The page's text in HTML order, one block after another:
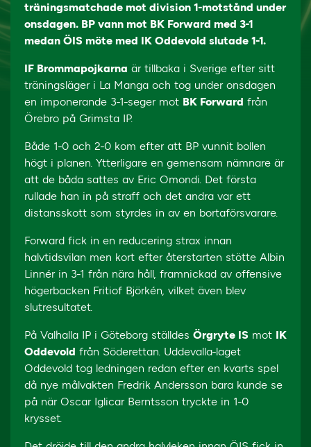
träningsmatchade mot division 1-motstånd under
onsdagen. BP vann mot BK Forward med 3-1
medan ÖIS möte med IK Oddevold slutade 1-1.
IF Brommapojkarna är tillbaka i Sverige efter sitt
träningsläger i La Manga och tog under onsdagen
en imponerande 3-1-seger mot BK Forward från
Örebro på Grimsta IP.
Både 1-0 och 2-0 kom efter att BP vunnit bollen
högt i planen. Ytterligare en gemensam nämnare är
att de båda sattes av Eric Omondi. Det första
rullade han in på straff och det andra var ett
distansskott som styrdes in av en bortaförsvarare.
Forward fick in en reducering strax innan
halvtidsvilan men kort efter återstarten stötte Albin
Linnér in 3-1 från nära håll, framnickad av offensive
högerbacken Fritiof Björkén, vilket även blev
slutresultatet.
På Valhalla IP i Göteborg ställdes Örgryte IS mot IK
Oddevold från Söderettan. Uddevalla-laget
Oddevold tog ledningen redan efter en kvarts spel
då nye målvakten Fredrik Andersson bara kunde se
på när Oscar Iglicar Berntsson tryckte in 1-0
krysset.